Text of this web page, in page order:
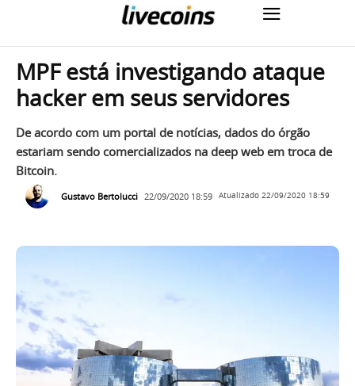
MPF está investigando ataque
hacker em seus servidores
De acordo com um portal de notícias, dados do órgão
estariam sendo comercializados na deep web em troca de
Bitcoin.
Gustavo Bertolucci 22/09/2020 18:59 Atualizado 22/09/2020 18:59